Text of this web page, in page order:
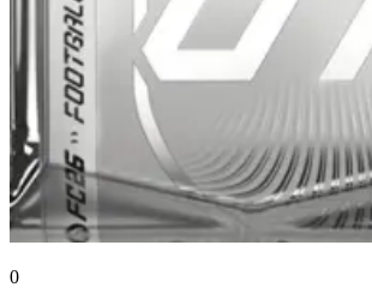
0